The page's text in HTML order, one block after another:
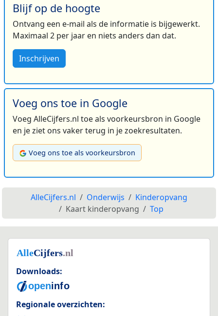
Blijf op de hoogte
Ontvang een e-mail als de informatie is bijgewerkt.
Maximaal 2 per jaar en niets anders dan dat.
Inschrijven
Voeg ons toe in Google
Voeg AlleCijfers.nl toe als voorkeursbron in Google
en je ziet ons vaker terug in je zoekresultaten.
Voeg ons toe als voorkeursbron
AlleCijfers.nl Onderwijs
Kinderopvang
Kaart kinderopvang
Top
Downloads:
Regionale overzichten: